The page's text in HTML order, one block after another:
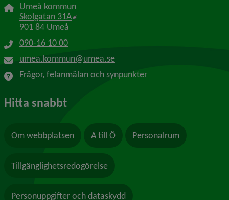
Umeå kommun
Skolgatan 31A Länk till annan webbplats, öppnas i nytt
901 84 Umeå
090-16 10 00
umea.kommun@umea.se
Frågor, felanmälan och synpunkter
Hitta snabbt
Om webbplatsen A till Ö Personalrum
Tillgänglighetsredogörelse
Personuppgifter och dataskydd